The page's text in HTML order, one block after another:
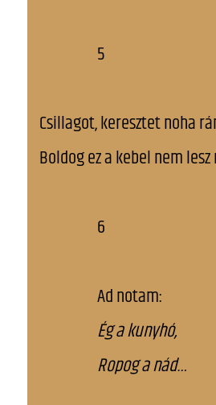
5
Csillagot, keresztet noha
Boldog ez a kebel nem
6
Ad notam:
Ég a kunyhó,
Ropog a nád…